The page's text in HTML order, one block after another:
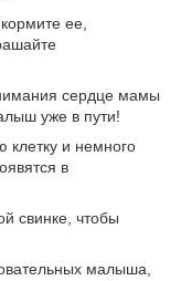
ее,
сердце мамы
уже в пути!
клетку и немного
в
свинке, чтобы
малыша,